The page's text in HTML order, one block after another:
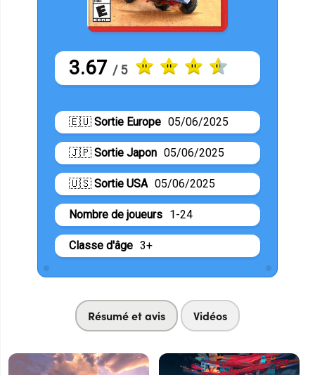
3.67 / 5
🇪🇺 Sortie Europe 05/06/2025
🇯🇵 Sortie Japon 05/06/2025
🇺🇸 Sortie USA 05/06/2025
Nombre de joueurs 1-24
Classe d'âge 3+
Résumé et avis Vidéos